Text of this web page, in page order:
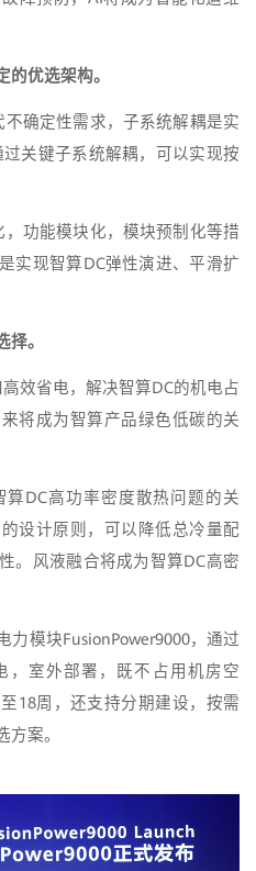
优选架构。
不确定性需求，子系统解耦是实
关键子系统解耦，可以实现按
功能模块化，模块预制化等措
实现智算DC弹性演进、平滑扩
。
效省电，解决智算DC的机电占
将成为智算产品绿色低碳的关
算DC高功率密度散热问题的关
设计原则，可以降低总冷量配
。风液融合将成为智算DC高密
力模块FusionPower9000，通过
，室外部署，既不占用机房空
18周，还支持分期建设，按需
案。